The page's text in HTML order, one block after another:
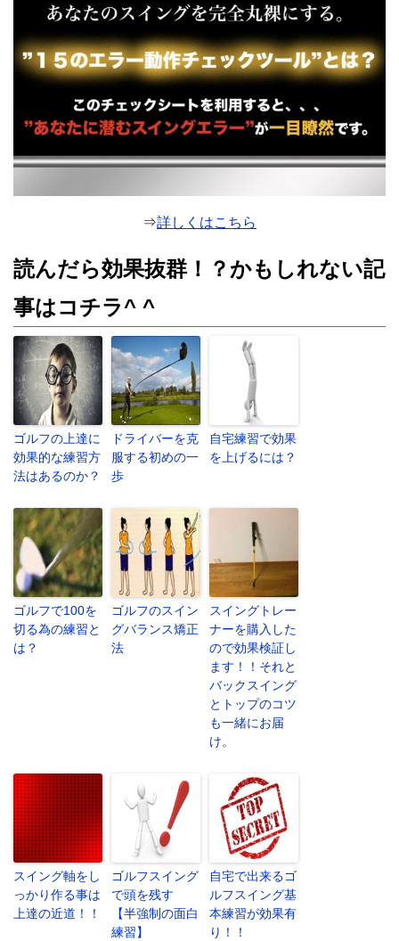
⇒詳しくはこちら
読んだら効果抜群！？かもしれない記
事はコチラ^ ^
ゴルフの上達に
効果的な練習方
法はあるのか？
ドライバーを克
服する初めの一
歩
自宅練習で効果
を上げるには？
ゴルフで100を
切る為の練習と
は？
ゴルフのスイン
グバランス矯正
法
スイングトレー
ナーを購入した
ので効果検証し
ます！！それと
バックスイング
とトップのコツ
も一緒にお届
け。
スイング軸をし
っかり作る事は
上達の近道！！
ゴルフスイング
で頭を残す
【半強制の面白
練習】
自宅で出来るゴ
ルフスイング基
本練習が効果有
り！！